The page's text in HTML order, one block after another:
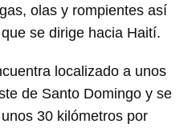
olas y rompientes así
se dirige hacia Haití.
localizado a unos
de Santo Domingo y se
30 kilómetros por